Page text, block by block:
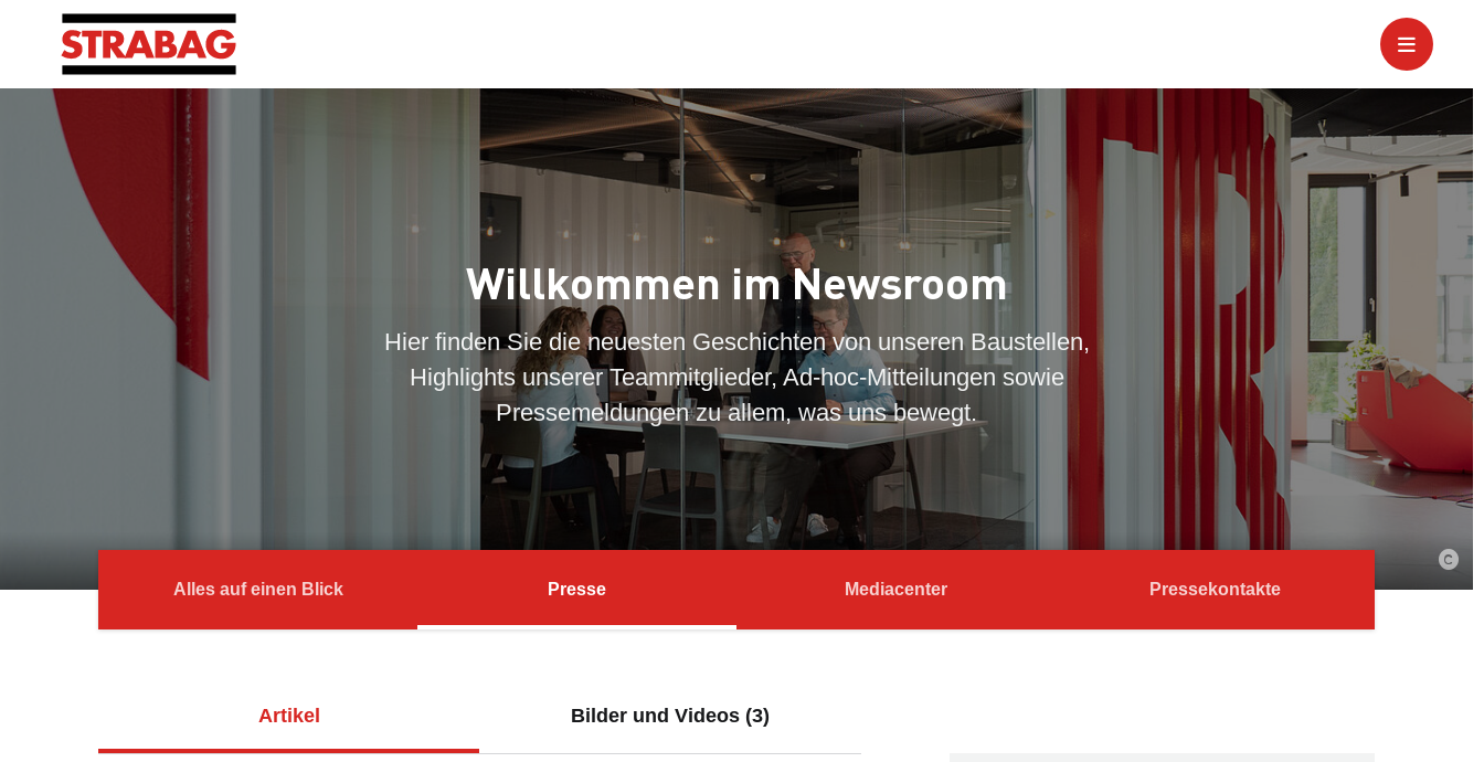
Willkommen im Newsroom
Hier finden Sie die neuesten Geschichten von unseren Baustellen,
Highlights unserer Teammitglieder, Ad-hoc-Mitteilungen sowie
Pressemeldungen zu allem, was uns bewegt.
Alles auf einen Blick Presse Mediacenter Pressekontakte
Artikel Bilder und Videos (3)